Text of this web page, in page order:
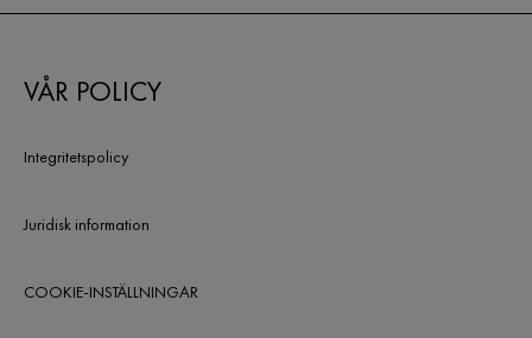
påverkar periodiskt håravfall samt
periodiskt håravfall.
Upptäck Aminexil,
VÅR POLICY
Integritetspolicy
Juridisk information
COOKIE-INSTÄLLNINGAR